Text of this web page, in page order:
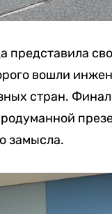
представила
вошли
стран.
замысла.